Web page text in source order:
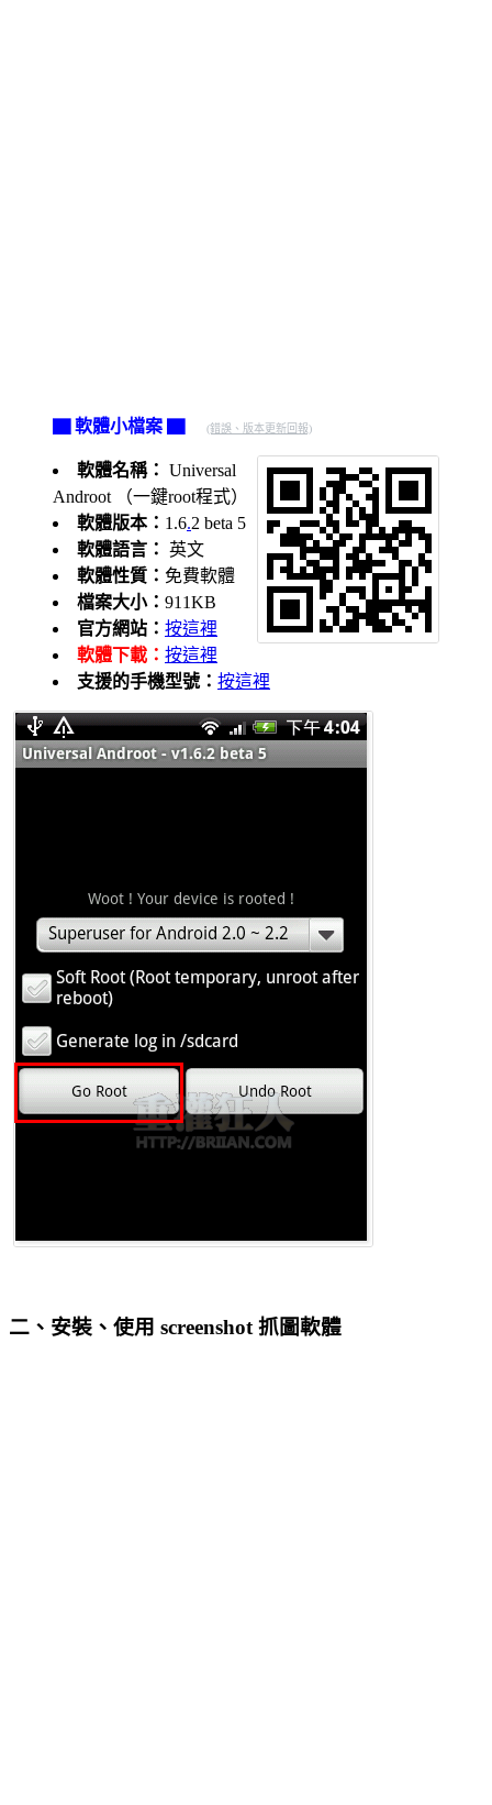
▇ 軟體小檔案 ▇ (錯誤、版本更新回報)
軟體名稱： Universal
Androot （一鍵root程式）
軟體版本： 1.6.2 beta 5
軟體語言： 英文
軟體性質： 免費軟體
檔案大小： 911KB
官方網站： 按這裡
軟體下載： 按這裡
支援的手機型號： 按這裡
二、安裝、使用 screenshot 抓圖軟體